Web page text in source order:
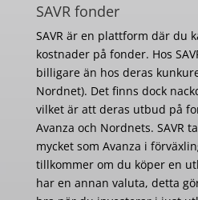
SAVR fonder
SAVR är en plattform där du
kostnader på fonder. Hos
billigare än hos deras
Nordnet). Det finns dock
vilket är att deras utbud på
Avanza och Nordnets. SAVR
mycket som Avanza i
tillkommer om du köper en
har en annan valuta, detta